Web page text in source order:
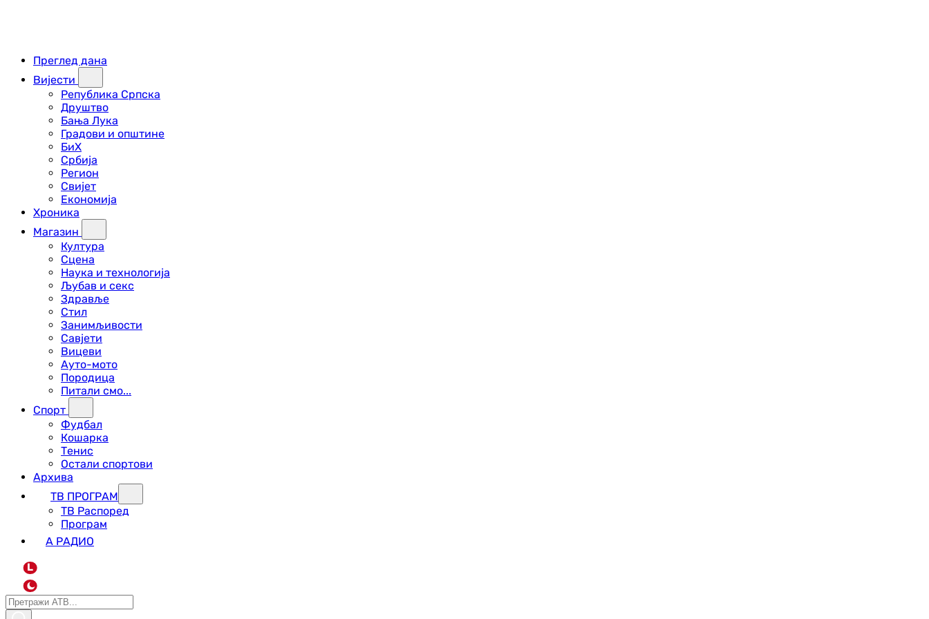
Преглед дана
Вијести
Република Српска
Друштво
Бања Лука
Градови и општине
БиХ
Србија
Регион
Свијет
Економија
Хроника
Магазин
Култура
Сцена
Наука и технологија
Љубав и секс
Здравље
Стил
Занимљивости
Савјети
Вицеви
Ауто-мото
Породица
Питали смо...
Спорт
Фудбал
Кошарка
Тенис
Остали спортови
Архива
ТВ ПРОГРАМ
ТВ Распоред
Програм
А РАДИО
L